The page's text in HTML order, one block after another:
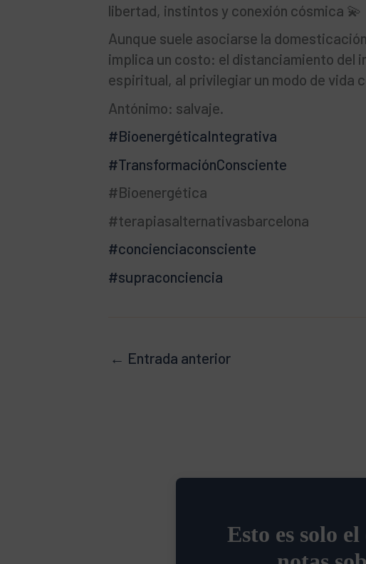
libertad, instintos y conexión cósmica 💫
Aunque suele asociarse la
implica un costo: el distanciamiento del
espiritual, al privilegiar un modo de
Antónimo: salvaje.
#BioenergéticaIntegrativa
#TransformaciónConsciente
#Bioenergética
#terapiasalternativasbarcelona
#concienciaconsciente
#supraconciencia
← Entrada anterior
Esto es solo